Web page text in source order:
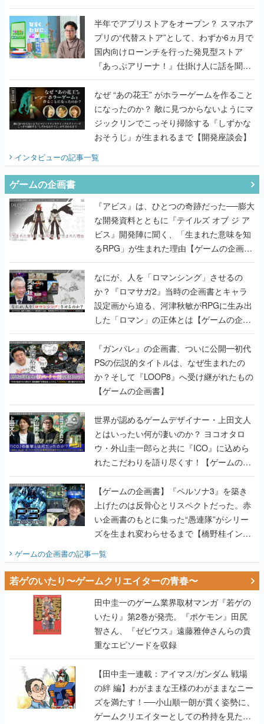
うこだわりをプロデューサーに聞いた
半年でアプリストアをオープン？ スマホア
プリの“代替ストア”として、わずか6ヵ月で
国内向けローンチを行った発見型ストア
『あっぷアリーナ！』仕掛け人に話を聞い
てみた
なぜ “あの花王” がホラーゲームを作ること
になったのか？ 敵に見つからないようにマ
ジックリンでこっそり掃除する『しずかな
おそうじ』が生まれるまで【開発座談会】
インタビューの記事一覧
ゲームの企画書
『アビス』は、ひとつの奇跡だった──膨大
な開発資料とともに『テイルズ オブ ジ ア
ビス』開発陣に聞く、「生まれた意味を知
るRPG」が生まれた理由【ゲームの企画
書】
なにが、人を「ロマンシング」させるの
か？『ロマサガ2』当時の企画書とキャラ
設定画から迫る、河津秋敏がRPGに生み出
した「ロマン」の正体とは【ゲームの企画
書】
『ガンパレ』の企画書、ついに公開━初代
PSの伝説的タイトルは、なぜ生まれたの
か？そして『LOOP8』へ受け継がれたもの
【ゲームの企画書】
世界が認めるゲームデザイナー・上田文人
とはいったい何が凄いのか？ ヨコオタロ
ウ・外山圭一郎らと共に『ICO』に込めら
れたこだわりを語り尽くす！【ゲームの企
画書】
【ゲームの企画書】『ペルソナ3』を築き
上げたのは反骨心とリスペクトだった。赤
い企画書のもとに集った“愚連隊”がシリー
ズを生まれ変わらせるまで【橋野桂インタ
ビュー】
ゲームの企画書の記事一覧
若ゲのいたり〜ゲームクリエイターの青春〜
田中圭一のゲーム業界取材マンガ『若ゲの
いたり』第2巻が発売。『ポケモン』田尻
智さん、『ゼビウス』遠藤雅伸さんらの貴
重なエピソードを収録
【田中圭一連載：アイマス/ガンダム 戦場
の絆 編】わがままな王様のわがままなニー
ズを満たす！──小山順一朗が貫く姿勢に、
ゲームクリエイターとしての矜持を見た